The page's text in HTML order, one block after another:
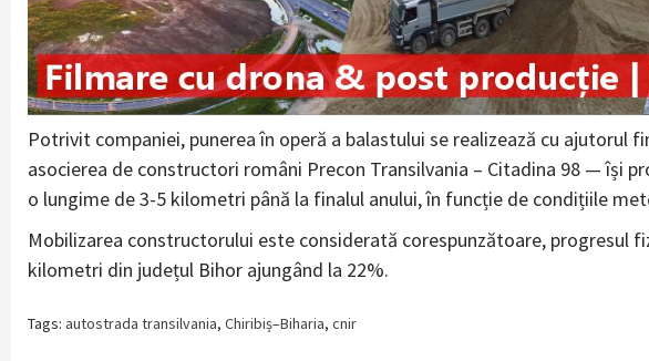
Potrivit companiei, punerea în operă a balastului se realizează cu ajutorul
asocierea de constructori români Precon Transilvania – Citadina 98 — își
o lungime de 3-5 kilometri până la finalul anului, în funcție de condițiile
Mobilizarea constructorului este considerată corespunzătoare, progresul
kilometri din județul Bihor ajungând la 22%.
Tags: autostrada transilvania, Chiribiș–Biharia, cnir